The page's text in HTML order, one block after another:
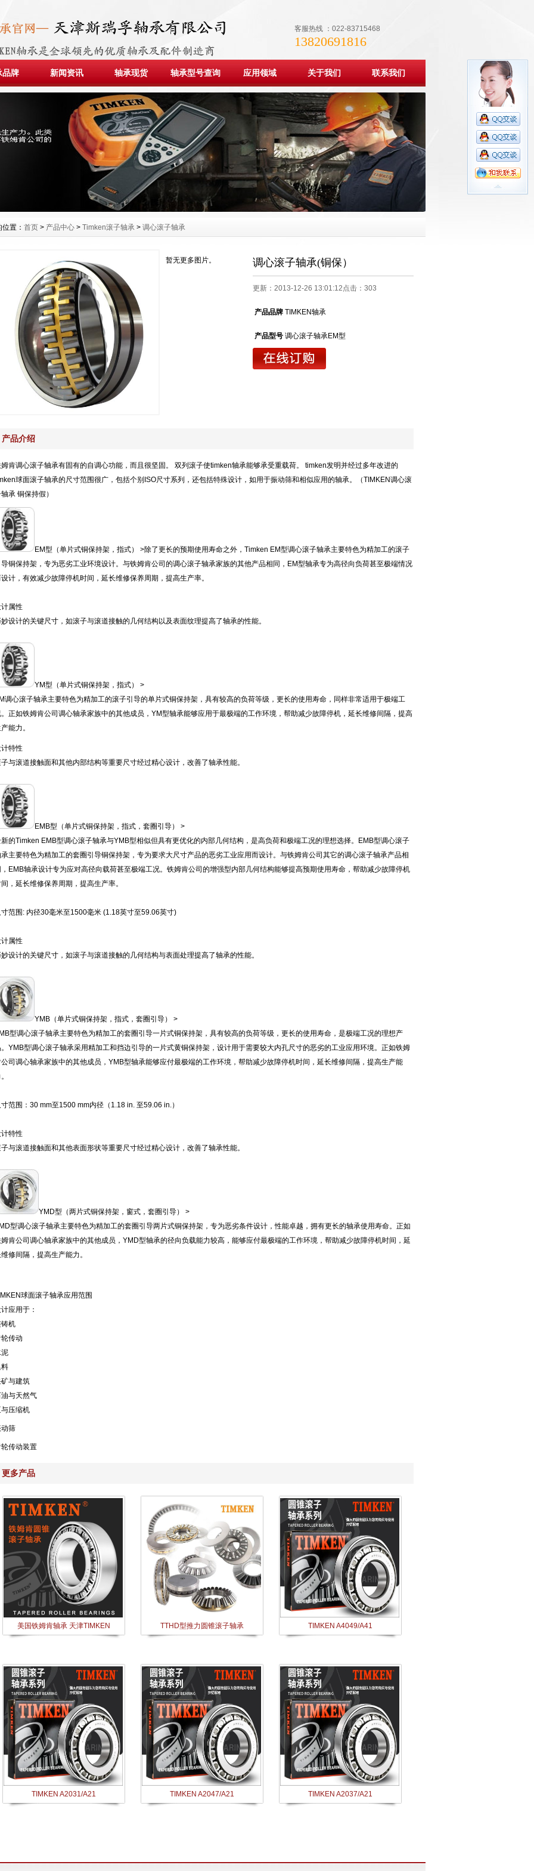
客服热线 ：022-83715468
13820691816
品牌 新闻资讯 轴承现货 轴承型号查询 应用领域 关于我们 联系我们
置： 首页 > 产品中心 > Timken滚子轴承 > 调心滚子轴承
暂无更多图片。 调心滚子轴承(铜保）
更新：2013-12-26 13:01:12点击： 303
产品品牌 TIMKEN轴承
产品型号 调心滚子轴承EM型
产品介绍
肯调心滚子轴承有固有的自调心功能，而且很坚固。 双列滚子使timken轴承能够承受重载荷。 timken发明并经过多年改进的
球面滚子轴承的尺寸范围很广，包括个别ISO尺寸系列，还包括特殊设计，如用于振动筛和相似应用的轴承。（TIMKEN调心滚
承 铜保持假）
EM型（单片式铜保持架，指式） >除了更长的预期使用寿命之外，Timken EM型调心滚子轴承主要特色为精加工的滚子
铜保持架，专为恶劣工业环境设计。与铁姆肯公司的调心滚子轴承家族的其他产品相同，EM型轴承专为高径向负荷甚至极端情况
计，有效减少故障停机时间，延长维修保养周期，提高生产率。
属性
设计的关键尺寸，如滚子与滚道接触的几何结构以及表面纹理提高了轴承的性能。
YM型（单片式铜保持架，指式） >
调心滚子轴承主要特色为精加工的滚子引导的单片式铜保持架，具有较高的负荷等级，更长的使用寿命，同样非常适用于极端工
正如铁姆肯公司调心轴承家族中的其他成员，YM型轴承能够应用于最极端的工作环境，帮助减少故障停机，延长维修间隔，提高
能力。
特性
与滚道接触面和其他内部结构等重要尺寸经过精心设计，改善了轴承性能。
EMB型（单片式铜保持架，指式，套圈引导） >
的Timken EMB型调心滚子轴承与YMB型相似但具有更优化的内部几何结构，是高负荷和极端工况的理想选择。EMB型调心滚子
主要特色为精加工的套圈引导铜保持架，专为要求大尺寸产品的恶劣工业应用而设计。与铁姆肯公司其它的调心滚子轴承产品相
EMB轴承设计专为应对高径向载荷甚至极端工况。铁姆肯公司的增强型内部几何结构能够提高预期使用寿命，帮助减少故障停机
，延长维修保养周期，提高生产率。
范围: 内径30毫米至1500毫米 (1.18英寸至59.06英寸)
属性
设计的关键尺寸，如滚子与滚道接触的几何结构与表面处理提高了轴承的性能。
YMB（单片式铜保持架，指式，套圈引导） >
型调心滚子轴承主要特色为精加工的套圈引导一片式铜保持架，具有较高的负荷等级，更长的使用寿命，是极端工况的理想产
YMB型调心滚子轴承采用精加工和挡边引导的一片式黄铜保持架，设计用于需要较大内孔尺寸的恶劣的工业应用环境。正如铁姆
司调心轴承家族中的其他成员，YMB型轴承能够应付最极端的工作环境，帮助减少故障停机时间，延长维修间隔，提高生产能
范围：30 mm至1500 mm内径（1.18 in. 至59.06 in.）
特性
与滚道接触面和其他表面形状等重要尺寸经过精心设计，改善了轴承性能。
YMD型（两片式铜保持架，窗式，套圈引导） >
型调心滚子轴承主要特色为精加工的套圈引导两片式铜保持架，专为恶劣条件设计，性能卓越，拥有更长的轴承使用寿命。正如
肯公司调心轴承家族中的其他成员，YMD型轴承的径向负载能力较高，能够应付最极端的工作环境，帮助减少故障停机时间，延
修间隔，提高生产能力。
球面滚子轴承应用范围
应用于：
机
传动
与建筑
与天然气
压缩机
筛
传动装置
更多产品
美国铁姆肯轴承 天津TIMKEN TTHD型推力圆锥滚子轴承 TIMKEN A4049/A41
TIMKEN A2031/A21 TIMKEN A2047/A21 TIMKEN A2037/A21